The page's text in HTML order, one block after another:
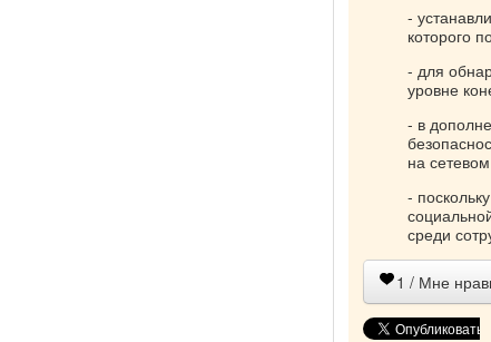
-
которого
- для
уровне
- в
на
-
среди
1 / Мне